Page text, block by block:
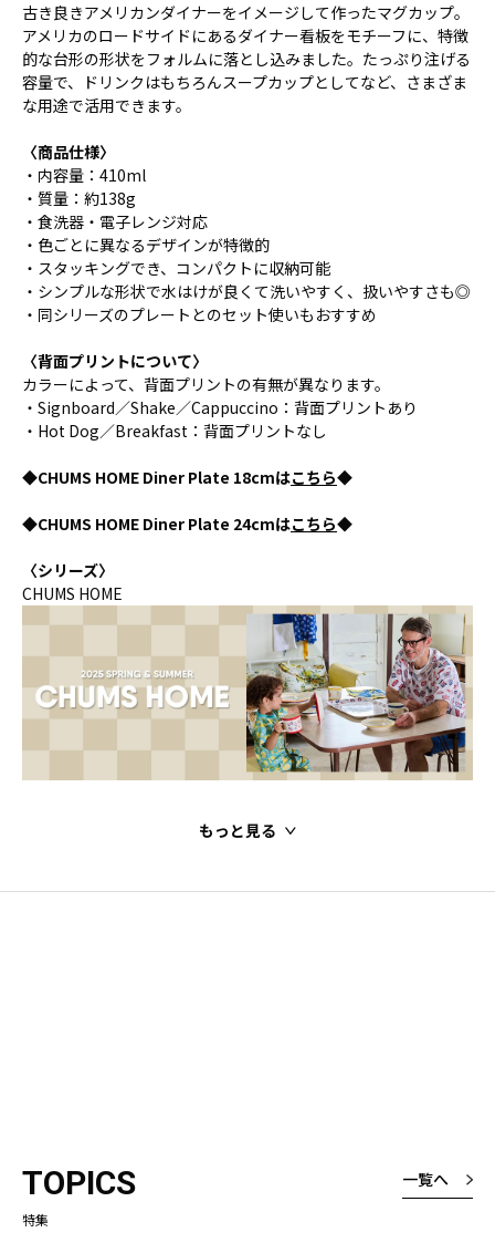
古き良きアメリカンダイナーをイメージして作ったマグカップ。
アメリカのロードサイドにあるダイナー看板をモチーフに、特徴
的な台形の形状をフォルムに落とし込みました。たっぷり注げる
容量で、ドリンクはもちろんスープカップとしてなど、さまざま
な用途で活用できます。
〈商品仕様〉
・内容量：410ml
・質量：約138g
・食洗器・電子レンジ対応
・色ごとに異なるデザインが特徴的
・スタッキングでき、コンパクトに収納可能
・シンプルな形状で水はけが良くて洗いやすく、扱いやすさも◎
・同シリーズのプレートとのセット使いもおすすめ
〈背面プリントについて〉
カラーによって、背面プリントの有無が異なります。
・Signboard／Shake／Cappuccino：背面プリントあり
・Hot Dog／Breakfast：背面プリントなし
◆CHUMS HOME Diner Plate 18cmはこちら◆
◆CHUMS HOME Diner Plate 24cmはこちら◆
〈シリーズ〉
CHUMS HOME
もっと見る
TOPICS
特集
一覧へ